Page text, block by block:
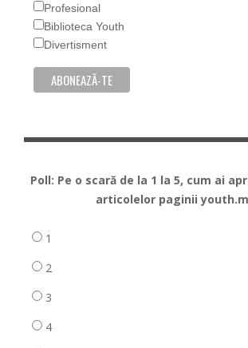
Profesional
Biblioteca Youth
Divertisment
Poll: Pe o scară de la 1 la 5, cum ai
articolelor paginii
1
2
3
4